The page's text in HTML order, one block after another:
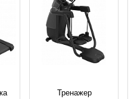
Тренажер